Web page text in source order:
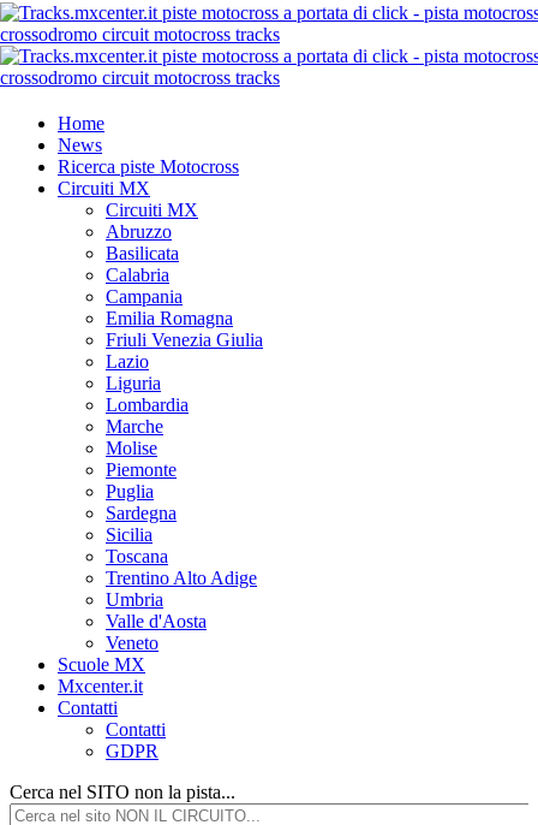
Home
News
Ricerca piste Motocross
Circuiti MX
Circuiti MX
Abruzzo
Basilicata
Calabria
Campania
Emilia Romagna
Friuli Venezia Giulia
Lazio
Liguria
Lombardia
Marche
Molise
Piemonte
Puglia
Sardegna
Sicilia
Toscana
Trentino Alto Adige
Umbria
Valle d'Aosta
Veneto
Scuole MX
Mxcenter.it
Contatti
Contatti
GDPR
Cerca nel SITO non la pista...